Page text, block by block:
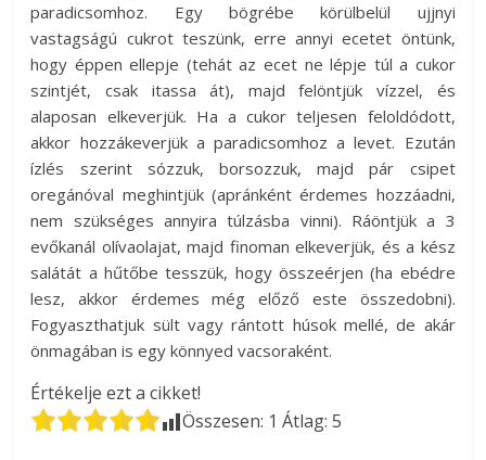
paradicsomhoz. Egy bögrébe körülbelül ujjnyi
vastagságú cukrot teszünk, erre annyi ecetet öntünk,
hogy éppen ellepje (tehát az ecet ne lépje túl a cukor
szintjét, csak itassa át), majd felöntjük vízzel, és
alaposan elkeverjük. Ha a cukor teljesen feloldódott,
akkor hozzákeverjük a paradicsomhoz a levet. Ezután
ízlés szerint sózzuk, borsozzuk, majd pár csipet
oregánóval meghintjük (apránként érdemes hozzáadni,
nem szükséges annyira túlzásba vinni). Ráöntjük a 3
evőkanál olívaolajat, majd finoman elkeverjük, és a kész
salátát a hűtőbe tesszük, hogy összeérjen (ha ebédre
lesz, akkor érdemes még előző este összedobni).
Fogyaszthatjuk sült vagy rántott húsok mellé, de akár
önmagában is egy könnyed vacsoraként.
Értékelje ezt a cikket!
Összesen: 1 Átlag:5